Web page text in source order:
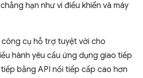
hạn như vi điều khiển và máy
công cụ hỗ trợ tuyệt vời cho
hành yêu cầu ứng dụng giao tiếp
bằng API nối tiếp cấp cao hơn